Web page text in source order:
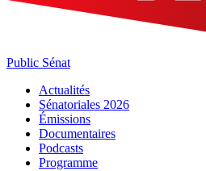
Public Sénat
Actualités
Sénatoriales 2026
Émissions
Documentaires
Podcasts
Programme